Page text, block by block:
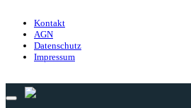
Kontakt
AGN
Datenschutz
Impressum